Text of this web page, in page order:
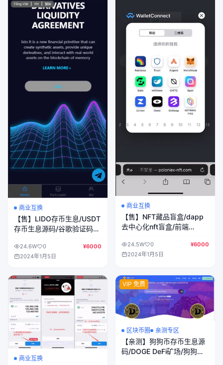
商业互换
【售】LIDO存币生息/USDT
存币生息源码/谷歌验证码
言/完美运营
24.6W 0
¥6000
2024年1月5日
商业互换
【售】NFT藏品盲盒/dapp
去中心化nft盲盒/前端
码24.5W 0
¥6000
2024年1月5日
商业互换
VIP 免费
区块币圈 亲测专区
【亲测】狗狗币存币生息源
码/DOGE DeFi矿场/狗狗币